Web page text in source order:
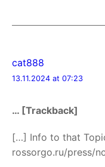
cat888
13.11.2024 at 07:23
… [Trackback]
[…] Info to that
rossorgo.ru/press/